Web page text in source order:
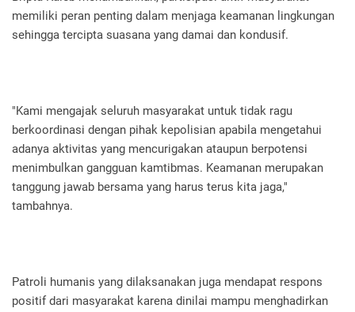
memiliki peran penting dalam menjaga keamanan lingkungan
sehingga tercipta suasana yang damai dan kondusif.
"Kami mengajak seluruh masyarakat untuk tidak ragu
berkoordinasi dengan pihak kepolisian apabila mengetahui
adanya aktivitas yang mencurigakan ataupun berpotensi
menimbulkan gangguan kamtibmas. Keamanan merupakan
tanggung jawab bersama yang harus terus kita jaga,"
tambahnya.
Patroli humanis yang dilaksanakan juga mendapat respons
positif dari masyarakat karena dinilai mampu menghadirkan